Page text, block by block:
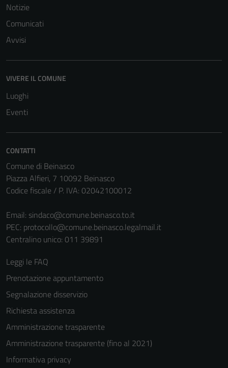
Notizie
Comunicati
Avvisi
VIVERE IL COMUNE
Luoghi
Eventi
CONTATTI
Comune di Beinasco
Piazza Alfieri, 7 10092 Beinasco
Codice fiscale / P. IVA: 02042100012
Email: sindaco@comune.beinasco.to.it
PEC: protocollo@comune.beinasco.legalmail.it
Centralino unico: 011 39891
Leggi le FAQ
Prenotazione appuntamento
Segnalazione disservizio
Richiesta assistenza
Amministrazione trasparente
Amministrazione trasparente (fino al 2021)
Informativa privacy
funzionamento
non raccolgono